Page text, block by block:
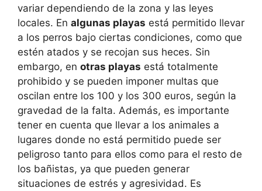
variar dependiendo de la zona y las leyes
locales. En algunas playas está permitido llevar
a los perros bajo ciertas condiciones, como que
estén atados y se recojan sus heces. Sin
embargo, en otras playas está totalmente
prohibido y se pueden imponer multas que
oscilan entre los 100 y los 300 euros, según la
gravedad de la falta. Además, es importante
tener en cuenta que llevar a los animales a
lugares donde no está permitido puede ser
peligroso tanto para ellos como para el resto de
los bañistas, ya que pueden generar
situaciones de estrés y agresividad. Es